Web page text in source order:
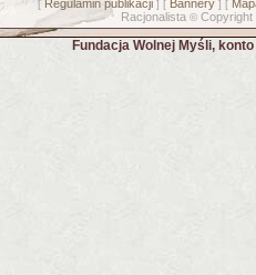
[ Regulamin publikacji] [ Bannery] [
Racjonalista © Copyright
Fundacja Wolnej Myśli,